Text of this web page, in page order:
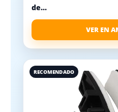
de...
VER EN
RECOMENDADO